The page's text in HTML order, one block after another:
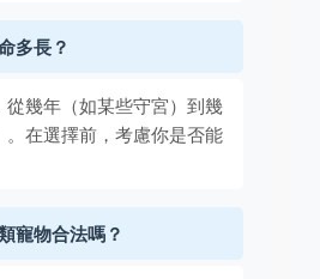
多長？
從幾年（如某些守宮）到幾
。在選擇前，考慮你是否能
寵物合法嗎？